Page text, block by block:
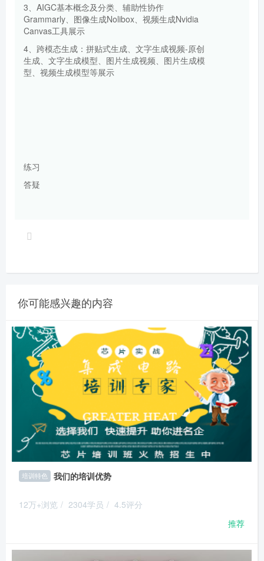
3、AIGC基本概念及分类、辅助性协作
Grammarly、图像生成Nolibox、视频生成Nvidia
Canvas工具展示
4、跨模态生成：拼贴式生成、文字生成视频-原创
生成、文字生成模型、图片生成视频、图片生成模
型、视频生成模型等展示
练习
答疑
你可能感兴趣的内容
培训特色 我们的培训优势
12万+浏览 / 2304学员 / 4.5评分
推荐